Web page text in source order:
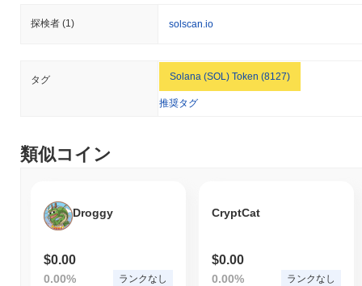
探検者 (1) solscan.io
タグ Solana (SOL) Token (8127)
推奨タグ
類似コイン
Droggy
$0.00
0.00% ランクなし
CryptCat
$0.00
0.00% ランクなし